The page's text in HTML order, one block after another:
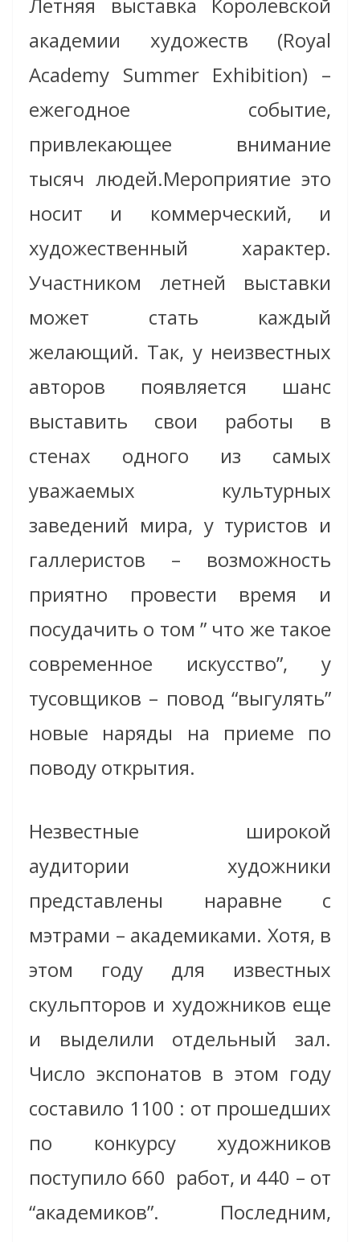
Летняя выставка Королевской
академии художеств (Royal
Academy Summer Exhibition) –
ежегодное событие,
привлекающее внимание
тысяч людей.Мероприятие это
носит и коммерческий, и
художественный характер.
Участником летней выставки
может стать каждый
желающий. Так, у неизвестных
авторов появляется шанс
выставить свои работы в
стенах одного из самых
уважаемых культурных
заведений мира, у туристов и
галлеристов – возможность
приятно провести время и
посудачить о том ” что же такое
современное искусство”, у
тусовщиков – повод “выгулять”
новые наряды на приеме по
поводу открытия.
Незвестные широкой
аудитории художники
представлены наравне с
мэтрами – академиками. Хотя, в
этом году для известных
скульпторов и художников еще
и выделили отдельный зал.
Число экспонатов в этом году
составило 1100 : от прошедших
по конкурсу художников
поступило 660 работ, и 440 – от
“академиков”. Последним,